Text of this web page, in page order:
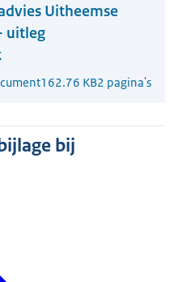
Uitheemse
uitleg
162.76 KB2 pagina's
bij